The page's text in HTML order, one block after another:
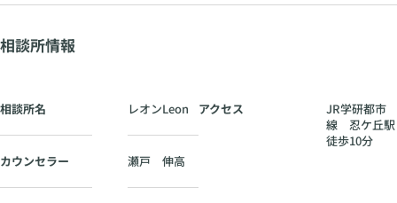
て
る
理
し
相談所情報
相談所名 レオンLeon
カウンセラー 瀬戸 伸高
アクセス
JR学研都市
線 忍ケ丘駅
徒歩10分